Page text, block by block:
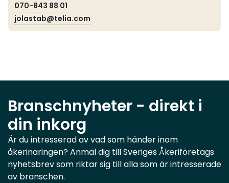
070-843 88 01
jolastab@telia.com
Branschnyheter - direkt i
din inkorg
Är du intresserad av vad som händer inom
åkerinäringen? Anmäl dig till Sveriges Åkeriföretags
nyhetsbrev som riktar sig till alla som är intresserade
av branschen.